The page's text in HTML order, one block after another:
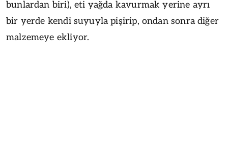
bunlardan biri), eti yağda kavurmak yerine ayrı
bir yerde kendi suyuyla pişirip, ondan sonra diğer
malzemeye ekliyor.